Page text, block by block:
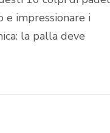
impressionare i
la palla deve